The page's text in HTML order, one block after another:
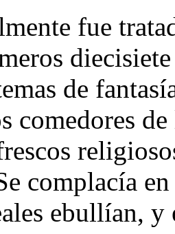
fue
de
comedores
complacía
ebullían,